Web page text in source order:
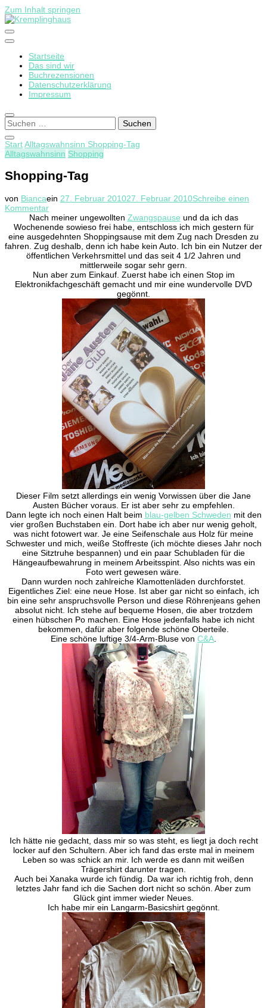
Zum Inhalt springen
Kremplinghaus
Startseite
Das sind wir
Buchrezensionen
Datenschutzerklärung
Impressum
Suchen
nach:
StartAlltagswahnsinn Shopping-Tag
Alltagswahnsinn Shopping
Shopping-Tag
von Biancaein 27. Februar 201027. Februar 2010Schreibe einen
Kommentarzu
Shopping-
Tag
Nach meiner ungewollten Zwangspause und da ich das
Wochenende sowieso frei habe, entschloss ich mich gestern für
eine ausgedehnten Shoppingsause mit dem Zug nach Dresden zu
fahren. Zug deshalb, denn ich habe kein Auto. Ich bin ein Nutzer der
öffentlichen Verkehrsmittel und das seit 4 1/2 Jahren und
mittlerweile sogar sehr gern.
Nun aber zum Einkauf. Zuerst habe ich einen Stop im
Elektronikfachgeschäft gemacht und mir eine wundervolle DVD
gegönnt.
Dieser Film setzt allerdings ein wenig Vorwissen über die Jane
Austen Bücher voraus. Er ist aber sehr zu empfehlen.
Dann legte ich noch einen Halt beim blau-gelben Schweden mit den
vier großen Buchstaben ein. Dort habe ich aber nur wenig geholt,
was nicht fotowert war. Je eine Seifenschale aus Holz für meine
Schwester und mich, weiße Stoffreste (ich möchte dieses Jahr noch
eine Sitztruhe bespannen) und ein paar Schubladen für die
Hängeaufbewahrung in meinem Arbeitsspint. Also nichts was ein
Foto wert gewesen wäre.
Dann wurden noch zahlreiche Klamottenläden durchforstet.
Eigentliches Ziel: eine neue Hose. Ist aber gar nicht so einfach, ich
bin eine sehr anspruchsvolle Person und diese Röhrenjeans gehen
absolut nicht. Ich stehe auf bequeme Hosen, die aber trotzdem
einen hübschen Po machen. Eine Hose jedenfalls habe ich nicht
bekommen, dafür aber folgende schöne Oberteile.
Eine schöne luftige 3/4-Arm-Bluse von C&A
Ich hätte nie gedacht, dass mir so was steht, es liegt ja doch recht
locker auf den Schultern. Aber ich fand das erste mal in meinem
Leben so was schick an mir. Ich werde es dann mit weißen
Trägershirt darunter tragen.
Auch bei Xanaka wurde ich fündig. Da war ich richtig froh, denn
letztes Jahr fand ich die Sachen dort nicht so schön. Aber zum
Glück gint immer wieder Neues.
Ich habe mir ein Langarm-Basicshirt gegönnt.